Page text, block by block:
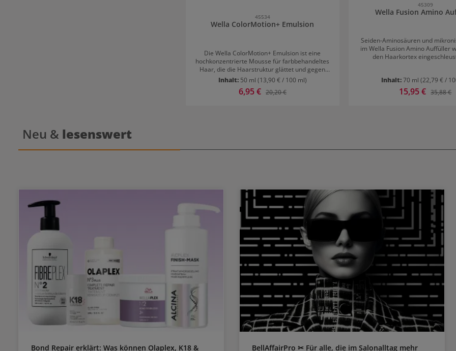
45534
Wella ColorMotion+ Emulsion
Die Wella ColorMotion+ Emulsion ist eine
hochkonzentrierte Mousse für farbbehandeltes
Haar, die die Haarstruktur glättet und gegen
mechanische Schäden stärkt. Wella
ColorMotion+ Emulsion: Schutz für die
Haarfarbe Die Emulsion ist eine
Schutz für coloriertes Haar sorgen. Die Metal
das Haar angreifen können. Gemeinsam bilden
die beiden eine starke Formel für den optimalen
Schutz, den farbbehandeltes Haar benötigt, um
strahlend und intensiv leuchtend zu bleiben.
Wella ColorMotion+ Emulsion Anwendung Im
handtuchtrockenen, gewaschenen Haar
anwenden. Gut schütteln, senkrecht nach unten
halten und seitlich drücken. Vom Ansatz bis in
die Spitzen auftragen. 3 Minuten einwirken
lassen, aufemulgieren und sorgfältig ausspülen.
Tipp: Kann auch gemeinsam mit der
ColorMotion+ Maske angewendet werden:
Zuerst die Emulsion auftragen, einziehen lassen.
Im Anschluss die Maske in Längen und Spitzen
einarbeiten. Gründlich auswaschen.
Inhalt: 50 ml (13,90 € / 100 ml)
Verkaufspreis:
6,95 € Regulärer Preis:
20,20 €
45309
Wella Fusion Amino
Seiden-Aminosäuren und
im Wella Fusion Amino Auffüller
den Haarkortex
tiefenwirksame Regeneration
Makroebene. Das Reparatur-
Qualität schützt das Haar so
Inhalt:70 ml (22,79 € /
Verkaufspreis:
15,95 € 35,88 €
Neu & lesenswert
Bond Repair erklärt: Was können Olaplex, K18 &
BellAffairPro ✂ Für alle, die im Salonalltag mehr